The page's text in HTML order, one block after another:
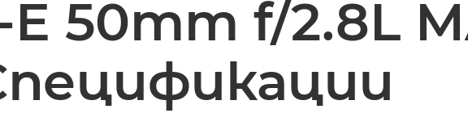
50mm f/2.8L